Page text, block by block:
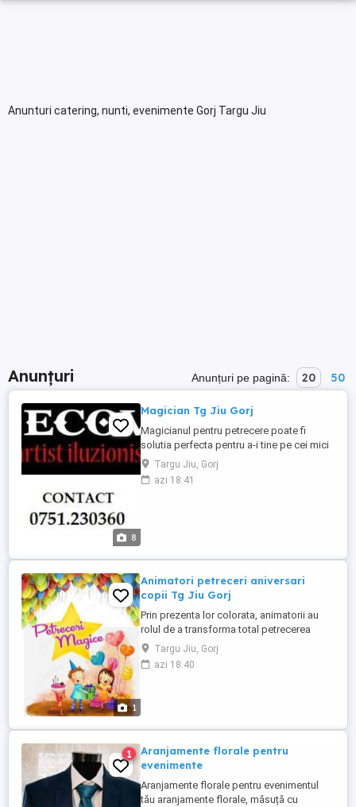
Anunturi catering, nunti, evenimente Gorj Targu Jiu
Anunțuri Anunțuri pe pagină: 20 50
8
Magician Tg Jiu Gorj
Magicianul pentru petrecere poate fi
solutia perfecta pentru a-i tine pe cei mici
captivati, interesati si de-a dreptul
fascinati. Un numar de magie atrage prin
interactivitate, comedie, bucurie toate
Targu Jiu, Gorj
azi 18:41
1
Animatori petreceri aniversari
copii Tg Jiu Gorj
Prin prezenta lor colorata, animatorii au
rolul de a transforma total petrecerea
copilului tau, cu umor si buna dispozitie.
Sarbatoritul va fi, bineînteles, în centrul
atentiei si, alaturi de ceilalti copii, se
Targu Jiu, Gorj
azi 18:40
1
Aranjamente florale pentru
evenimente
Aranjamente florale pentru evenimentul
tău aranjamente florale, măsuță cu